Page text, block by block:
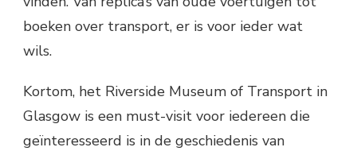
boeken over transport, er is voor ieder wat
wils.
Kortom, het Riverside Museum of Transport in
Glasgow is een must-visit voor iedereen die
geïnteresseerd is in de geschiedenis van